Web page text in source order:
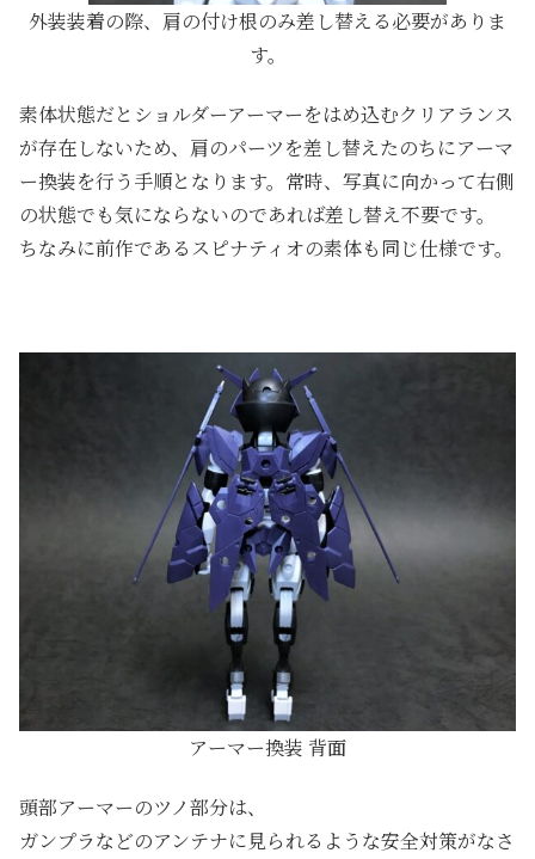
外装装着の際、肩の付け根のみ差し替える必要がありま
す。
素体状態だとショルダーアーマーをはめ込むクリアランス
が存在しないため、肩のパーツを差し替えたのちにアーマ
ー換装を行う手順となります。常時、写真に向かって右側
の状態でも気にならないのであれば差し替え不要です。
ちなみに前作であるスピナティオの素体も同じ仕様です。
アーマー換装 背面
頭部アーマーのツノ部分は、
ガンプラなどのアンテナに見られるような安全対策がなさ